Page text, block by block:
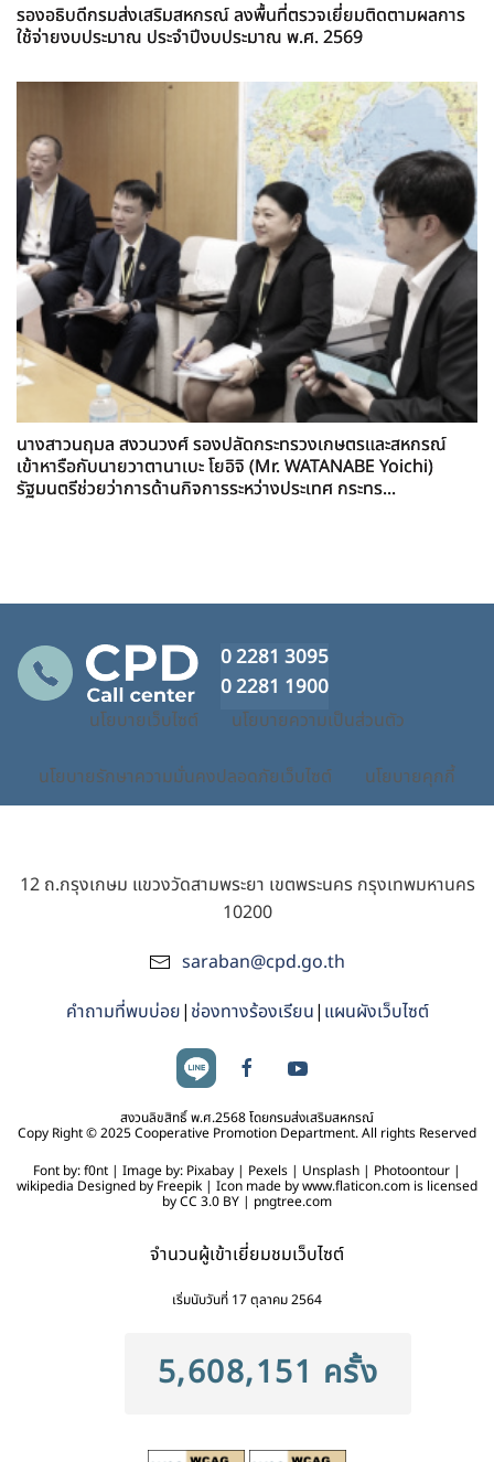
รองอธิบดีกรมส่งเสริมสหกรณ์ ลงพื้นที่ตรวจเยี่ยมติดตามผลการ
ใช้จ่ายงบประมาณ ประจำปีงบประมาณ พ.ศ. 2569
นางสาวนฤมล สงวนวงศ์ รองปลัดกระทรวงเกษตรและสหกรณ์
เข้าหารือกับนายวาตานาเบะ โยอิจิ (Mr. WATANABE Yoichi)
รัฐมนตรีช่วยว่าการด้านกิจการระหว่างประเทศ กระทร...
0 2281 3095
0 2281 1900
นโยบายเว็บไซต์ นโยบายความเป็นส่วนตัว
นโยบายรักษาความมั่นคงปลอดภัยเว็บไซต์ นโยบายคุกกี้
12 ถ.กรุงเกษม แขวงวัดสามพระยา เขตพระนคร กรุงเทพมหานคร
10200
saraban@cpd.go.th
คำถามที่พบบ่อย| ช่องทางร้องเรียน| แผนผังเว็บไซต์
สงวนลิขสิทธิ์ พ.ศ.2568 โดยกรมส่งเสริมสหกรณ์
Copy Right © 2025 Cooperative Promotion Department. All rights Reserved
Font by: f0nt | Image by: Pixabay | Pexels | Unsplash | Photoontour |
wikipedia Designed by Freepik | Icon made by www.flaticon.com is licensed
by CC 3.0 BY | pngtree.com
จำนวนผู้เข้าเยี่ยมชมเว็บไซต์
เริ่มนับวันที่ 17 ตุลาคม 2564
5,608,151 ครั้ง